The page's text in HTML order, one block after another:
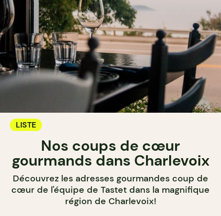
LISTE
Nos coups de cœur
gourmands dans Charlevoix
Découvrez les adresses gourmandes coup de
cœur de l'équipe de Tastet dans la magnifique
région de Charlevoix!